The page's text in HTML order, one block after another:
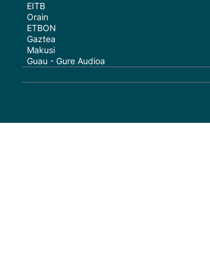
EITB
Orain
ETBON
Gaztea
Makusi
Guau - Gure Audioa